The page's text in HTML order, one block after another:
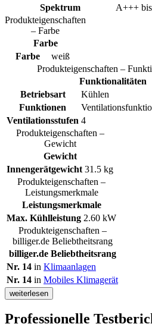
Spektrum
A+++
Produkteigenschaften
– Farbe
Farbe
Farbe
weiß
Produkteigenschaften –
Funktionalitäten
Betriebsart
Kühlen
Funktionen
Ventilationsstufen 4
Produkteigenschaften –
Gewicht
Gewicht
Innengerätgewicht 31.5 kg
Produkteigenschaften –
Leistungsmerkmale
Leistungsmerkmale
Max. Kühlleistung 2.60 kW
Produkteigenschaften –
billiger.de Beliebtheitsrang
billiger.de Beliebtheitsrang
Nr. 14 in Klimaanlagen
Nr. 14 in Mobiles Klimagerät
weiterlesen
Professionelle